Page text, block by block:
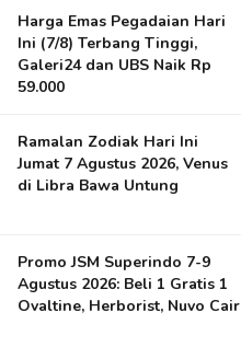
Harga Emas Pegadaian Hari
Ini (7/8) Terbang Tinggi,
Galeri24 dan UBS Naik Rp
59.000
Ramalan Zodiak Hari Ini
Jumat 7 Agustus 2026, Venus
di Libra Bawa Untung
Promo JSM Superindo 7-9
Agustus 2026: Beli 1 Gratis 1
Ovaltine, Herborist, Nuvo Cair